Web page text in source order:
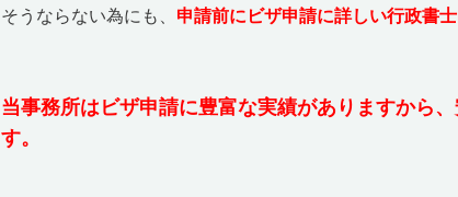
そうならない為にも、 申請前にビザ申請に詳しい行政書士
当事務所はビザ申請に豊富な実績がありますから
す。